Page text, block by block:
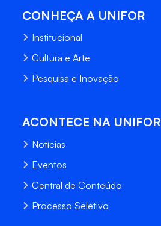
CONHEÇA A UNIFOR
Institucional
Cultura e Arte
Pesquisa e Inovação
ACONTECE NA UNIFOR
Notícias
Eventos
Central de Conteúdo
Processo Seletivo